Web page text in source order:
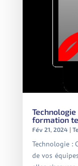
formation
Fév 21, 2024 |
Technologie :
de vos